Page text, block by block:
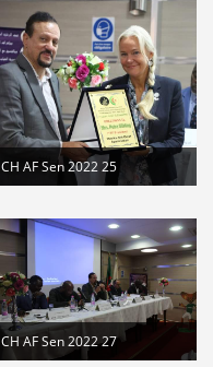
CH AF Sen 2022 25
CH AF Sen 2022 27